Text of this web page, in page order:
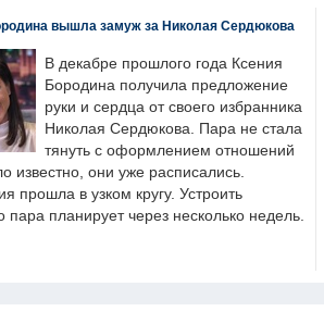
вышла замуж за Николая Сердюкова
В декабре прошлого года Ксения
Бородина получила предложение
руки и сердца от своего избранника
Николая Сердюкова. Пара не стала
тянуть с оформлением отношений
известно, они уже расписались.
прошла в узком кругу. Устроить
пара планирует через несколько недель.